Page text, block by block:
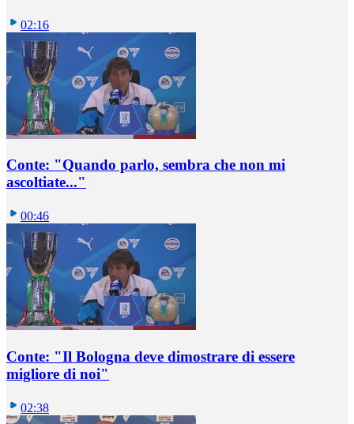
02:16
Conte: "Quando parlo, sembra che non mi
ascoltiate..."
00:46
Conte: "Il Bologna deve dimostrare di essere
migliore di noi"
02:38